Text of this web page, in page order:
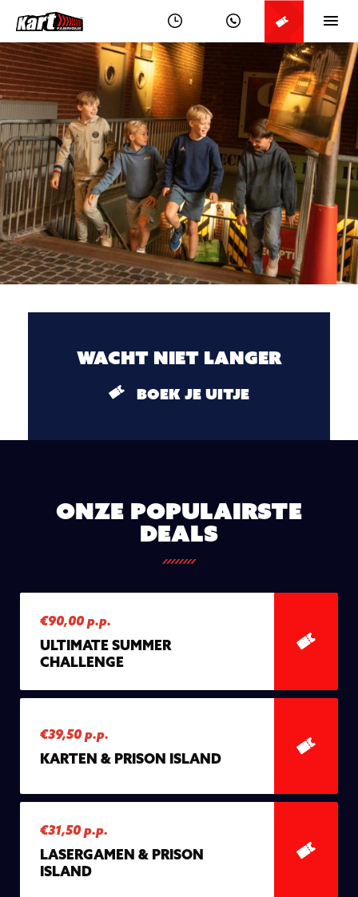
WACHT NIET LANGER
BOEK JE UITJE
Onze populairste
deals
€90,00 p.p.
ULTIMATE SUMMER
CHALLENGE
€39,50 p.p.
KARTEN & PRISON ISLAND
€31,50 p.p.
LASERGAMEN & PRISON
ISLAND